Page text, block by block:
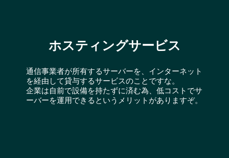
ホスティングサービス
通信事業者が所有するサーバーを、インターネット
を経由して貸与するサービスのことですな。
企業は自前で設備を持たずに済む為、低コストでサ
ーバーを運用できるというメリットがありますぞ。